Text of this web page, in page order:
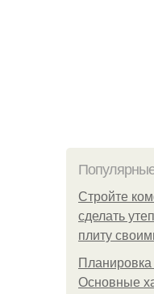
Стройте
сделать
плиту
Планировка
Основные